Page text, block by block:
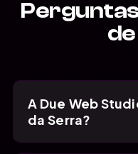
A Due Web
da Serra?